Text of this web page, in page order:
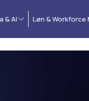
& AI Løn & Workforce